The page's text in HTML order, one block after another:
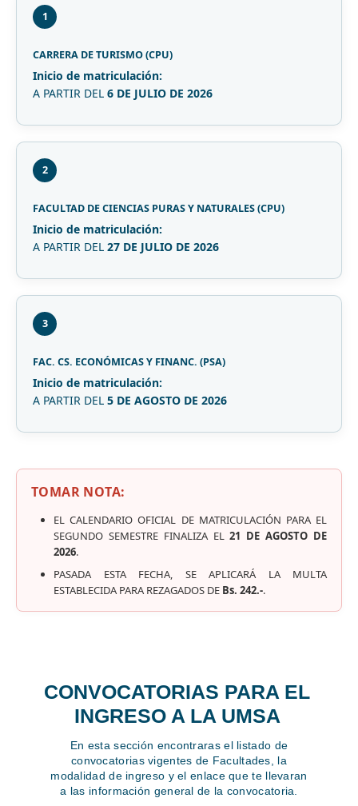
1
CARRERA DE TURISMO (CPU)
Inicio de matriculación:
A PARTIR DEL 6 DE JULIO DE 2026
2
FACULTAD DE CIENCIAS PURAS Y NATURALES (CPU)
Inicio de matriculación:
A PARTIR DEL 27 DE JULIO DE 2026
3
FAC. CS. ECONÓMICAS Y FINANC. (PSA)
Inicio de matriculación:
A PARTIR DEL 5 DE AGOSTO DE 2026
TOMAR NOTA:
EL CALENDARIO OFICIAL DE MATRICULACIÓN PARA EL
SEGUNDO SEMESTRE FINALIZA EL21 DE AGOSTO DE
2026.
PASADA ESTA FECHA, SE APLICARÁ LA MULTA
ESTABLECIDA PARA REZAGADOS DE Bs. 242.-.
CONVOCATORIAS PARA EL
INGRESO A LA UMSA
En esta sección encontraras el listado de
convocatorias vigentes de Facultades, la
modalidad de ingreso y el enlace que te llevaran
a las información general de la convocatoria.